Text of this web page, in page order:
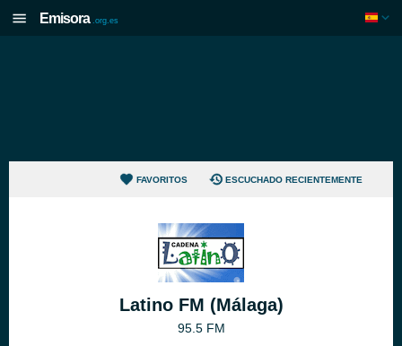
Emisora .org.es
FAVORITOS ESCUCHADO RECIENTEMENTE
Latino FM (Málaga)
95.5 FM